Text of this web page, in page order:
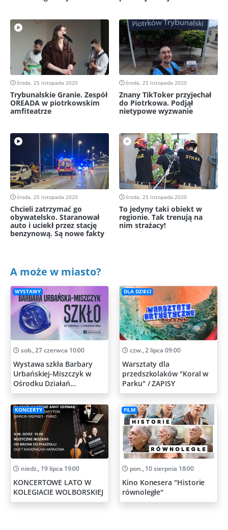
środa, 25 listopada 2020
Trybunalskie Granie. Zespół
OREADA w piotrkowskim
amfiteatrze
środa, 25 listopada 2020
Znany TikToker przyjechał
do Piotrkowa. Podjął
nietypowe wyzwanie
środa, 25 listopada 2020
Chcieli zatrzymać go
obywatelsko. Staranował
auto i uciekł przez stację
benzynową. Są nowe fakty
środa, 25 listopada 2020
To jedyny taki obiekt w
regionie. Tak trenują na
nim strażacy!
A może w miasto?
WYSTAWY
sob., 27 czerwca 10:00
Wystawa szkła Barbary
Urbańskiej-Miszczyk w
Ośrodku Działań
Artystycznych
DLA DZIECI
czw., 2 lipca 09:00
Warsztaty dla
przedszkolaków "Koral w
Parku" / ZAPISY
KONCERTY
niedz., 19 lipca 19:00
KONCERTOWE LATO W
KOLEGIACIE WOLBORSKIEJ
FILM
pon., 10 sierpnia 18:00
Kino Konesera "Historie
równoległe"